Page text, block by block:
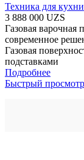
Техника для кухни
3 888 000 UZS
Газовая
современное
Газовая
подставками
Подробнее
Быстрый просмотр